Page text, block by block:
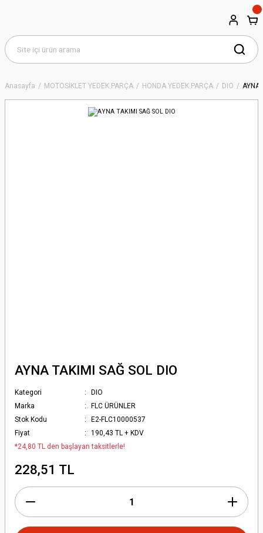
Anasayfa MOTOSİKLET YEDEK PARÇA HONDA YEDEK PARÇA DIO AYNA
AYNA TAKIMI SAĞ SOL DIO
Kategori
DIO
Marka
FLC ÜRÜNLER
Stok Kodu
E2-FLC10000537
Fiyat
190,43 TL + KDV
*24,80 TL den başlayan taksitlerle!
228,51 TL